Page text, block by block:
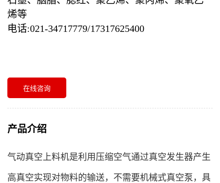
烯等
电话:021-34717779/17317625400
在线咨询
产品介绍
气动真空上料机是利用压缩空气通过真空发生器产生
高真空实现对物料的输送，不需要机械式真空泵，具